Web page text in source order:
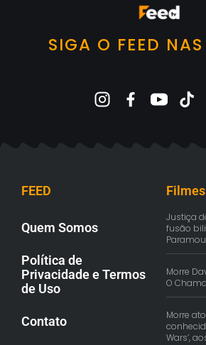
SIGA O FEED NAS
FEED
Quem Somos
Política de
Privacidade e Termos
de Uso
Contato
Justiça
fusão
Morre
O
Morre
Wars’,